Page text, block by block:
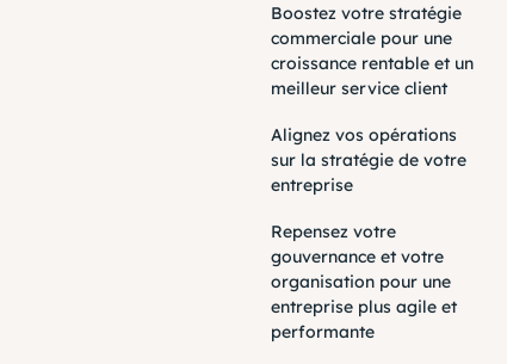
Boostez votre stratégie
commerciale pour une
croissance rentable et un
meilleur service client
Alignez vos opérations
sur la stratégie de votre
entreprise
Repensez votre
gouvernance et votre
organisation pour une
entreprise plus agile et
performante